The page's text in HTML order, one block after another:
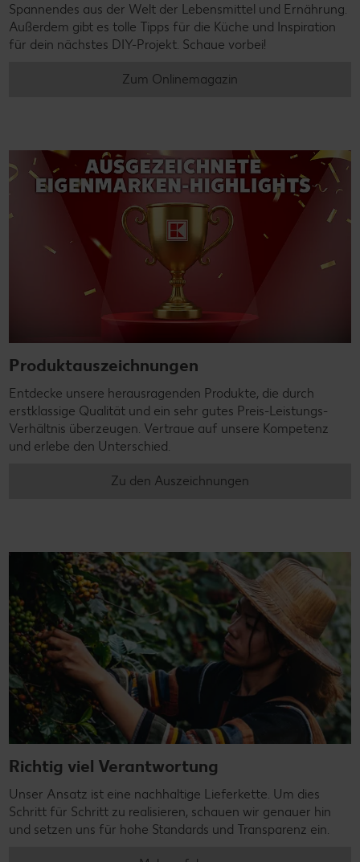
Spannendes aus der Welt der Lebensmittel und Ernährung.
Außerdem gibt es tolle Tipps für die Küche und Inspiration
für dein nächstes DIY-Projekt. Schaue vorbei!
Zum Onlinemagazin
Produktauszeichnungen
Entdecke unsere herausragenden Produkte, die durch
erstklassige Qualität und ein sehr gutes Preis-Leistungs-
Verhältnis überzeugen. Vertraue auf unsere Kompetenz
und erlebe den Unterschied.
Zu den Auszeichnungen
Richtig viel Verantwortung
Unser Ansatz ist eine nachhaltige Lieferkette. Um dies
Schritt für Schritt zu realisieren, schauen wir genauer hin
und setzen uns für hohe Standards und Transparenz ein.